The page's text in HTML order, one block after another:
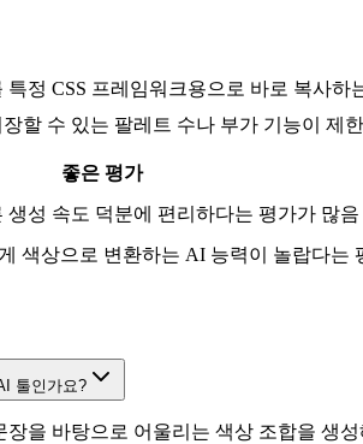
특정 CSS 프레임워크용으로 바로 복사하
할 수 있는 팔레트 수나 부가 기능이 제
좋은 평가
생성 속도 덕분에 편리하다는 평가가 많음
색상으로 변환하는 AI 능력이 놀랍다는
툴인가요?
을 바탕으로 어울리는 색상 조합을 생